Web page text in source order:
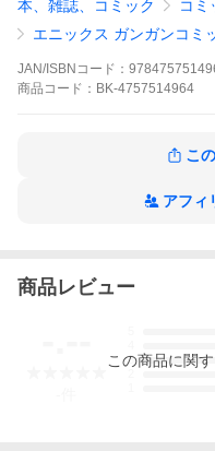
本、雑誌、コミック コミ
エニックス ガンガンコミ
JAN/ISBNコード：
商品 コード： BK-4757514964
こ
アフィ
商品レビュー
3
この商品に関